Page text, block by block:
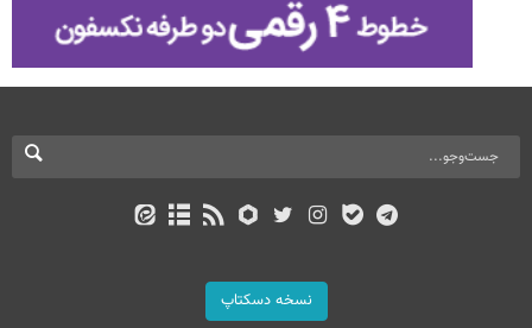
نسخه دسکتاپ